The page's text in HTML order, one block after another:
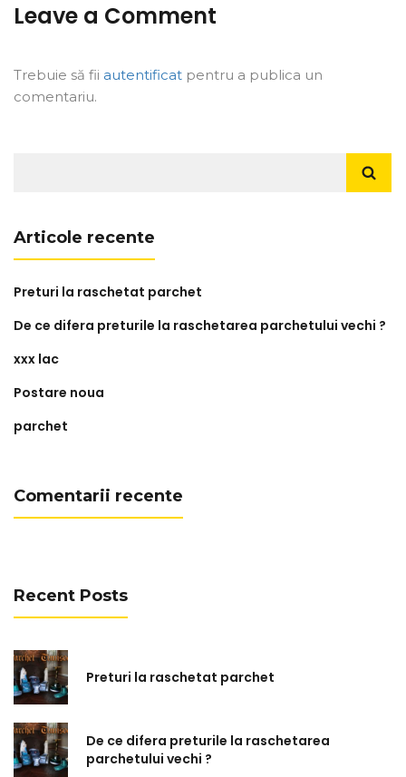
Leave a Comment
Trebuie să fii autentificat pentru a publica un
comentariu.
Articole recente
Preturi la raschetat parchet
De ce difera preturile la raschetarea parchetului vechi ?
xxx lac
Postare noua
parchet
Comentarii recente
Recent Posts
Preturi la raschetat parchet
De ce difera preturile la raschetarea
parchetului vechi ?